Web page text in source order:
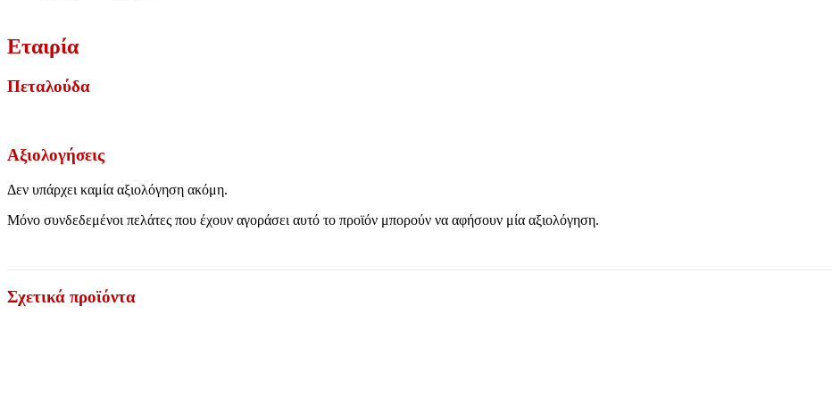
Εταιρία
Πεταλούδα
Αξιολογήσεις
Δεν υπάρχει καμία αξιολόγηση ακόμη.
Μόνο συνδεδεμένοι πελάτες που έχουν αγοράσει αυτό το προϊόν μπορούν να αφήσουν μία αξιολόγηση.
Σχετικά προϊόντα